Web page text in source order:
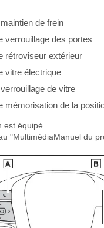
de frein
verrouillage des portes
rétroviseur extérieur
vitre électrique
de vitre
mémorisation de la
est équipé
"MultimédiaManuel du